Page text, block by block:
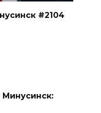
#2104
Минусинск: